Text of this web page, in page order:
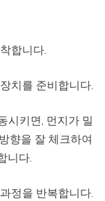
합니다.
치를 준비합니다.
시키면, 먼지가 밀
향을 잘 체크하여
니다.
정을 반복합니다.